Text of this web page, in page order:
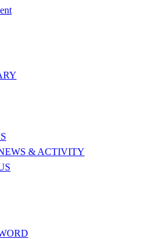
& ACTIVITY